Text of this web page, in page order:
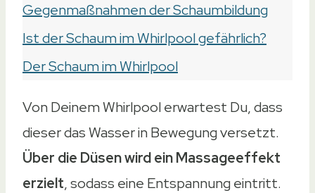
Gegenmaßnahmen der Schaumbildung
Ist der Schaum im Whirlpool gefährlich?
Der Schaum im Whirlpool
Von Deinem Whirlpool erwartest Du, dass
dieser das Wasser in Bewegung versetzt.
Über die Düsen wird ein Massageeffekt
erzielt, sodass eine Entspannung eintritt.